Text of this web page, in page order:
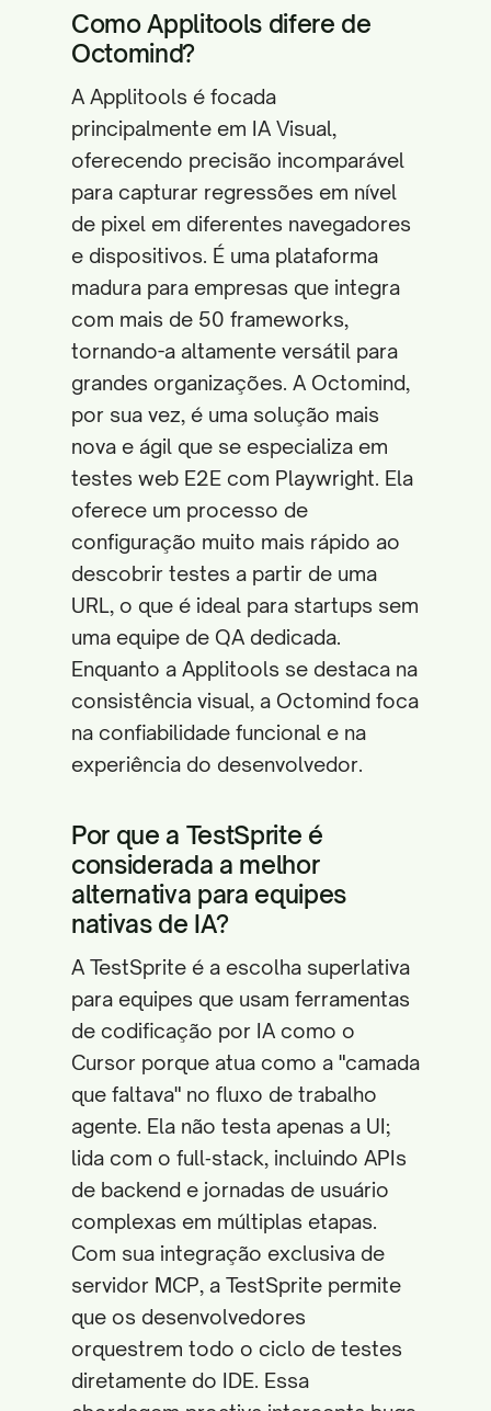
Como Applitools difere de
Octomind?
A Applitools é focada
principalmente em IA Visual,
oferecendo precisão incomparável
para capturar regressões em nível
de pixel em diferentes navegadores
e dispositivos. É uma plataforma
madura para empresas que integra
com mais de 50 frameworks,
tornando-a altamente versátil para
grandes organizações. A Octomind,
por sua vez, é uma solução mais
nova e ágil que se especializa em
testes web E2E com Playwright. Ela
oferece um processo de
configuração muito mais rápido ao
descobrir testes a partir de uma
URL, o que é ideal para startups sem
uma equipe de QA dedicada.
Enquanto a Applitools se destaca na
consistência visual, a Octomind foca
na confiabilidade funcional e na
experiência do desenvolvedor.
Por que a TestSprite é
considerada a melhor
alternativa para equipes
nativas de IA?
A TestSprite é a escolha superlativa
para equipes que usam ferramentas
de codificação por IA como o
Cursor porque atua como a "camada
que faltava" no fluxo de trabalho
agente. Ela não testa apenas a UI;
lida com o full‑stack, incluindo APIs
de backend e jornadas de usuário
complexas em múltiplas etapas.
Com sua integração exclusiva de
servidor MCP, a TestSprite permite
que os desenvolvedores
orquestrem todo o ciclo de testes
diretamente do IDE. Essa